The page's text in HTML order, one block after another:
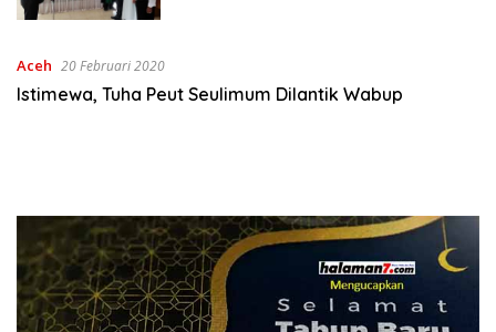
Aceh 20 Februari 2020
Istimewa, Tuha Peut Seulimum Dilantik Wabup